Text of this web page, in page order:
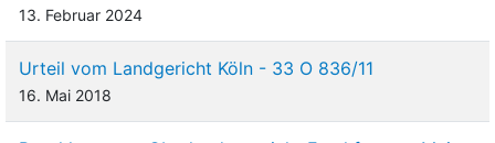
13. Februar 2024
Urteil vom Landgericht Köln - 33 O 836/11
16. Mai 2018